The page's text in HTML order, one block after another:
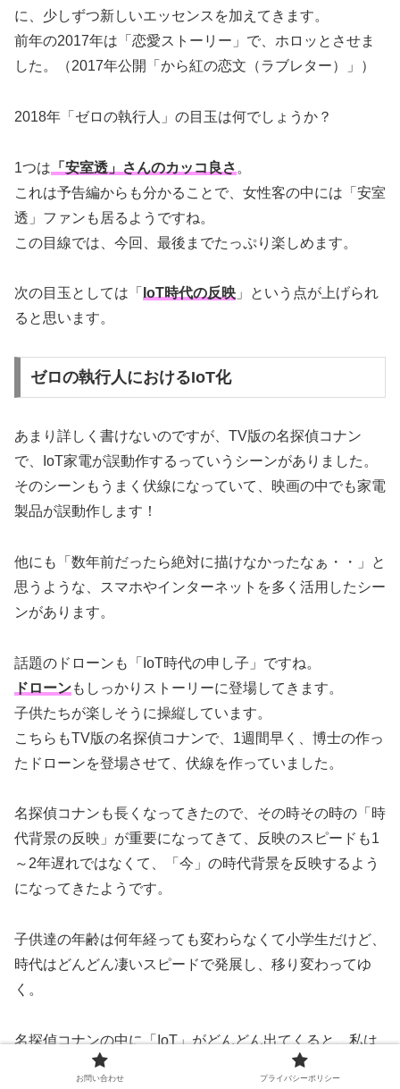
に、少しずつ新しいエッセンスを加えてきます。
前年の2017年は「恋愛ストーリー」で、ホロッとさせま
した。（2017年公開「から紅の恋文（ラブレター）」）
2018年「ゼロの執行人」の目玉は何でしょうか？
1つは 「安室透」さんのカッコ良さ 。
これは予告編からも分かることで、女性客の中には「安室
透」ファンも居るようですね。
この目線では、今回、最後までたっぷり楽しめます。
次の目玉としては「 IoT時代の反映 」という点が上げられ
ると思います。
ゼロの執行人におけるIoT化
あまり詳しく書けないのですが、TV版の名探偵コナン
で、IoT家電が誤動作するっていうシーンがありました。
そのシーンもうまく伏線になっていて、映画の中でも家電
製品が誤動作します！
他にも「数年前だったら絶対に描けなかったなぁ・・」と
思うような、スマホやインターネットを多く活用したシー
ンがあります。
話題のドローンも「IoT時代の申し子」ですね。
ドローンもしっかりストーリーに登場してきます。
子供たちが楽しそうに操縦しています。
こちらもTV版の名探偵コナンで、1週間早く、博士の作っ
たドローンを登場させて、伏線を作っていました。
名探偵コナンも長くなってきたので、その時その時の「時
代背景の反映」が重要になってきて、反映のスピードも1
～2年遅れではなくて、「今」の時代背景を反映するよう
になってきたようです。
子供達の年齢は何年経っても変わらなくて小学生だけど、
時代はどんどん凄いスピードで発展し、移り変わってゆ
く。
名探偵コナンの中に「IoT」がどんどん出てくると、私は
色んなことを考えてしまいますね。
お問い合わせ プライバシーポリシー